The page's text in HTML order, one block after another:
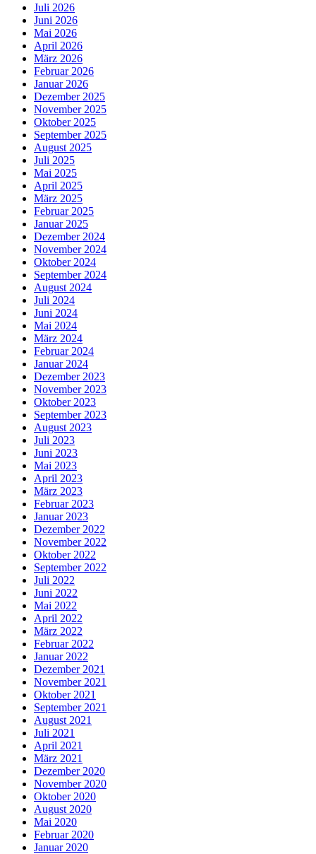
Juli 2026
Juni 2026
Mai 2026
April 2026
März 2026
Februar 2026
Januar 2026
Dezember 2025
November 2025
Oktober 2025
September 2025
August 2025
Juli 2025
Mai 2025
April 2025
März 2025
Februar 2025
Januar 2025
Dezember 2024
November 2024
Oktober 2024
September 2024
August 2024
Juli 2024
Juni 2024
Mai 2024
März 2024
Februar 2024
Januar 2024
Dezember 2023
November 2023
Oktober 2023
September 2023
August 2023
Juli 2023
Juni 2023
Mai 2023
April 2023
März 2023
Februar 2023
Januar 2023
Dezember 2022
November 2022
Oktober 2022
September 2022
Juli 2022
Juni 2022
Mai 2022
April 2022
März 2022
Februar 2022
Januar 2022
Dezember 2021
November 2021
Oktober 2021
September 2021
August 2021
Juli 2021
April 2021
März 2021
Dezember 2020
November 2020
Oktober 2020
August 2020
Mai 2020
Februar 2020
Januar 2020